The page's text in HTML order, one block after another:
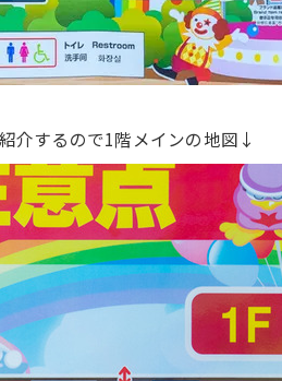
介するので1階メインの地図↓